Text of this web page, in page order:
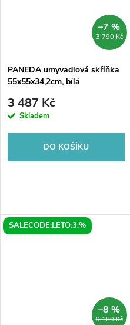
3 790 Kč
–7 %
PANEDA umyvadlová skříňka
55x55x34,2cm, bílá
3 487 Kč
Skladem
DO KOŠÍKU
SALECODE:LETO:3:%
9 180 Kč
–8 %